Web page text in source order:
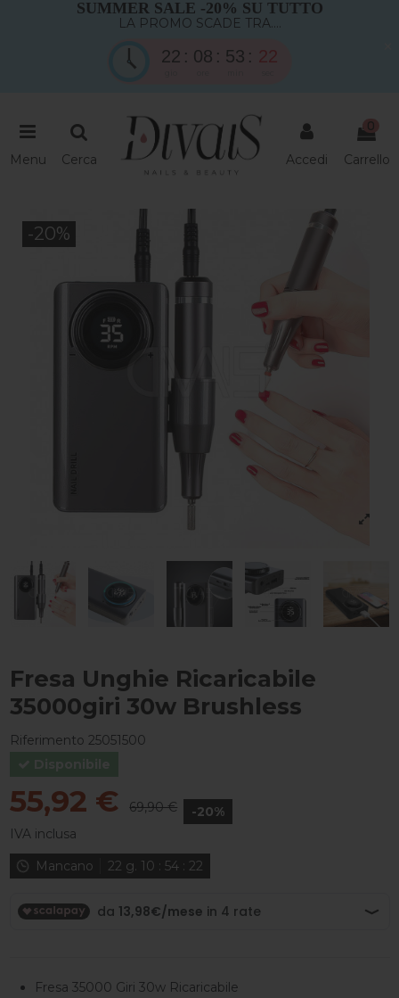
SUMMER SALE -20% SU TUTTO
LA PROMO SCADE TRA....
22 08 53 22
Menu Cerca Accedi
0
Carrello
-20%
Fresa Unghie Ricaricabile
35000giri 30w Brushless
Riferimento 25051500
55,92 € 69,90 €
-20%
IVA inclusa
Mancano
22 g. 10 : 54: 22
Fresa 35000 Giri 30w Ricaricabile